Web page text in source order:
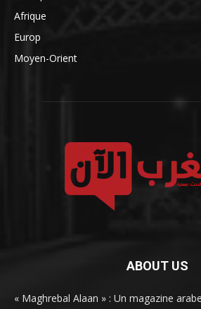
Afrique
Europ
Moyen-Orient
ABOUT US
« Maghrebal Alaan » : Un magazine